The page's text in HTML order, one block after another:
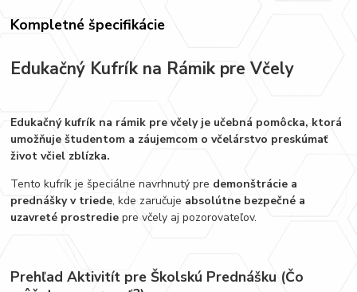
Kompletné špecifikácie
Edukačný Kufrík na Rámik pre Včely
Edukačný kufrík na rámik pre včely je učebná pomôcka, ktorá
umožňuje študentom a záujemcom o včelárstvo preskúmať
život včiel zblízka.
Tento kufrík je špeciálne navrhnutý pre demonštrácie a
prednášky v triede, kde zaručuje absolútne bezpečné a
uzavreté prostredie pre včely aj pozorovateľov.
Prehľad Aktivitít pre Školskú Prednášku (Čo